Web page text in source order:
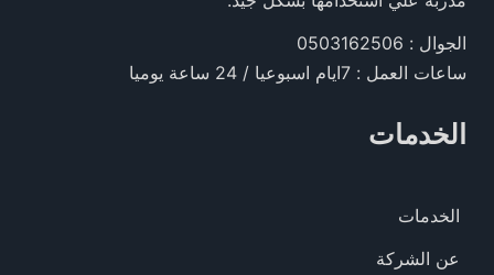
الجوال : 0503162506
ساعات العمل : 7ايام اسبوعيا / 24 ساعة يوميا
الخدمات
الخدمات
عن الشركة